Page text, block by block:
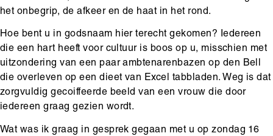
het onbegrip, de afkeer en de haat in het rond.
Hoe bent u in godsnaam hier terecht gekomen? Iedereen
die een hart heeft voor cultuur is boos op u, misschien met
uitzondering van een paar ambtenarenbazen op den Bell
die overleven op een dieet van Excel tabbladen. Weg is dat
zorgvuldig gecoiffeerde beeld van een vrouw die door
iedereen graag gezien wordt.
Wat was ik graag in gesprek gegaan met u op zondag 16